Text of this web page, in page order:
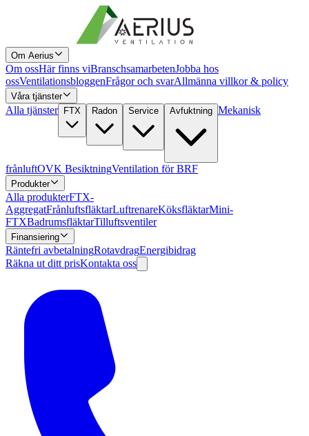
Om Aerius
Om ossHär finns viBranschsamarbetenJobba hos
ossVentilationsbloggenFrågor och svarAllmänna villkor & policy
Våra tjänster
Alla tjänster FTX Radon Service Avfuktning Mekanisk
frånluftOVK BesiktningVentilation för BRF
Produkter
Alla produkterFTX-
AggregatFrånluftsfläktarLuftrenareKöksfläktarMini-
FTXBadrumsfläktarTilluftsventiler
Finansiering
Räntefri avbetalningRotavdragEnergibidrag
Räkna ut ditt prisKontakta oss